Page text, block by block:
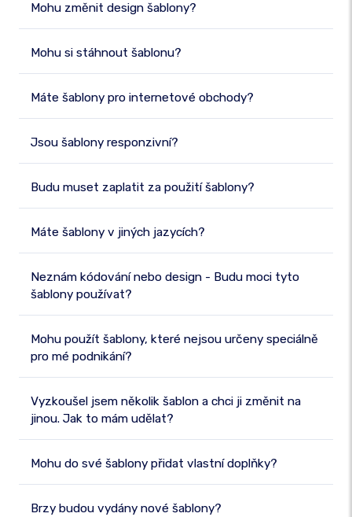
Mohu změnit design šablony?
Mohu si stáhnout šablonu?
Máte šablony pro internetové obchody?
Jsou šablony responzivní?
Budu muset zaplatit za použití šablony?
Máte šablony v jiných jazycích?
Neznám kódování nebo design - Budu moci tyto
šablony používat?
Mohu použít šablony, které nejsou určeny speciálně
pro mé podnikání?
Vyzkoušel jsem několik šablon a chci ji změnit na
jinou. Jak to mám udělat?
Mohu do své šablony přidat vlastní doplňky?
Brzy budou vydány nové šablony?